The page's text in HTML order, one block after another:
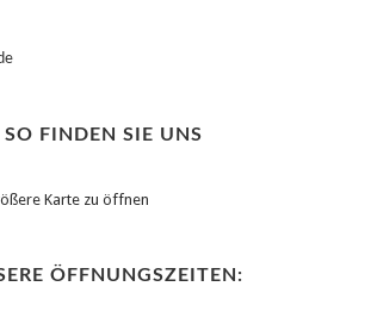
SO FINDEN SIE UNS
ÖFFNUNGSZEITEN: